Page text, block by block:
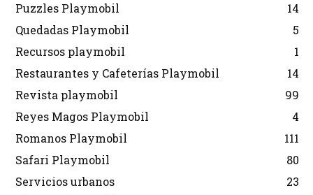
Puzzles Playmobil
14
Quedadas Playmobil
5
Recursos playmobil
1
Restaurantes y Cafeterías Playmobil
14
Revista playmobil
99
Reyes Magos Playmobil
4
Romanos Playmobil
111
Safari Playmobil
80
Servicios urbanos
23